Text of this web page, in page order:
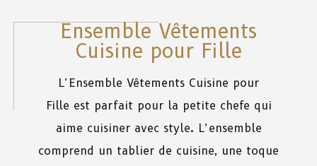
Ensemble Vêtements
Cuisine pour Fille
L’Ensemble Vêtements Cuisine pour
Fille est parfait pour la petite chefe qui
aime cuisiner avec style. L’ensemble
comprend un tablier de cuisine, une toque